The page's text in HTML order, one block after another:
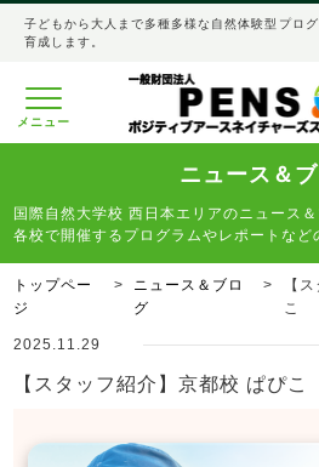
子どもから大人まで多種多様な自然体験型プロ
育成します。
メニュー
ニュース＆
国際自然大学校 西日本エリアのニュース＆
各校で開催するプログラムやレポートなど
トップペー
ジ
ニュース＆ブロ
グ
【
こ
2025.11.29
【スタッフ紹介】京都校 ぱぴこ